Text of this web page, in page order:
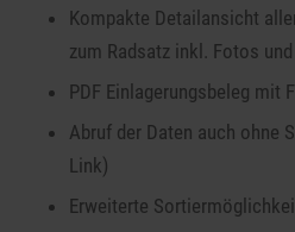
Kompakte Detailansicht
zum Radsatz inkl. Fotos
PDF Einlagerungsbeleg mit
Abruf der Daten auch ohne
Link)
Erweiterte